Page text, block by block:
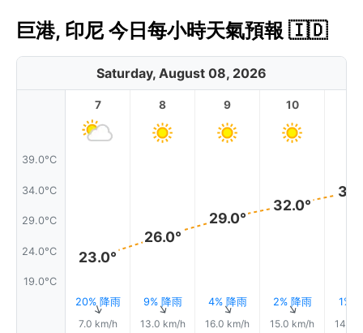
巨港, 印尼 今日每小時天氣預報 🇮🇩
Saturday, August 08, 2026
39.0°C
34.0°C
29.0°C
24.0°C
19.0°C
7
23.0°
20% 降雨
↑
7.0 km/h
8
26.0°
9% 降雨
↑
13.0 km/h
9
29.0°
4% 降雨
↑
16.0 km/h
10
32.0°
2% 降雨
↑
15.0 km/h
1%
14.0